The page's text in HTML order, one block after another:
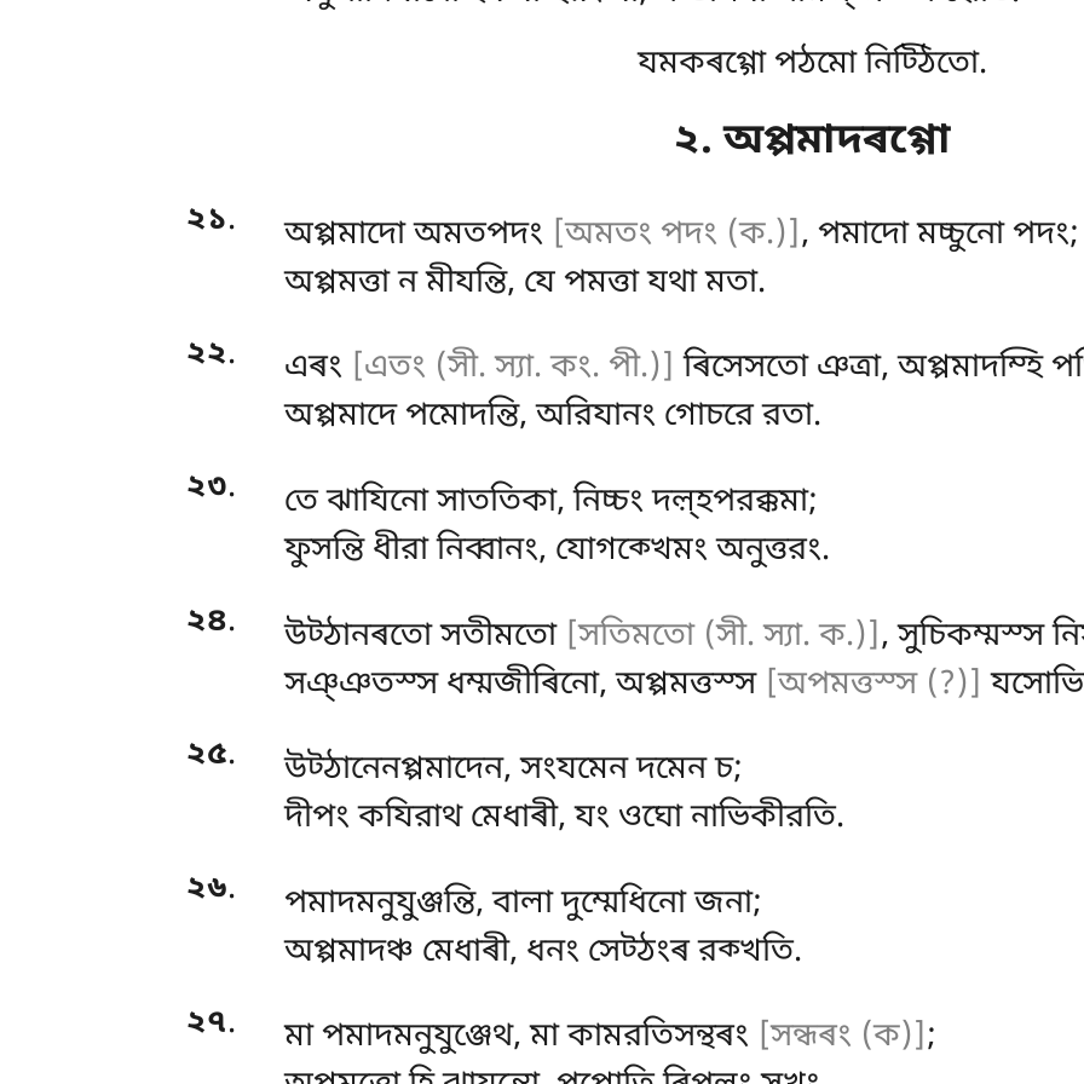
যমকৰগ্গো পঠমো নিট্ঠিতো.
২. অপ্পমাদৰগ্গো
২১. অপ্পমাদোঅমতপদং [অমতং পদং (ক.)], পমাদো মচ্চুনো পদং;
অপ্পমত্তা ন মীযন্তি, যে পমত্তা যথা মতা.
২২. এৰং [এতং (সী. স্যা. কং. পী.)] ৰিসেসতো ঞত্ৰা, অপ্পমাদম্হি
অপ্পমাদে পমোদন্তি, অরিযানং গোচরে রতা.
২৩.
তে ঝাযিনো সাততিকা, নিচ্চং দল়্হপরক্কমা;
ফুসন্তি ধীরা নিব্বানং, যোগক্খেমং অনুত্তরং.
২৪. উট্ঠানৰতো সতীমতো [সতিমতো (সী. স্যা. ক.)], সুচিকম্মস্স
সঞ্ঞতস্স ধম্মজীৰিনো, অপ্পমত্তস্স [অপমত্তস্স (?)]
২৫. উট্ঠানেনপ্পমাদেন, সংযমেন দমেন চ;
দীপং কযিরাথ মেধাৰী, যং ওঘো নাভিকীরতি.
২৬.
পমাদমনুযুঞ্জন্তি, বালা দুম্মেধিনো জনা;
অপ্পমাদঞ্চ মেধাৰী, ধনং সেট্ঠংৰ রক্খতি.
২৭. মা পমাদমনুযুঞ্জেথ, মা কামরতিসন্থৰং [সন্ধৰং (ক)];